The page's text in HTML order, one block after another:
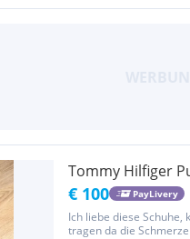
Tommy Hilfiger
€ 100 PayLivery
Ich liebe diese
tragen da die